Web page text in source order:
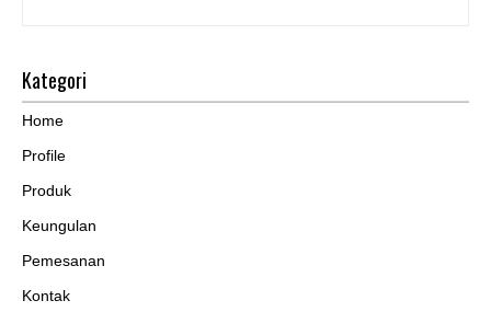
Kategori
Home
Profile
Produk
Keungulan
Pemesanan
Kontak